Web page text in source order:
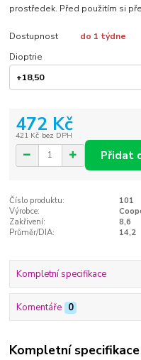
prostředek. Před použitím si
Dostupnost
do 1 týdne
Dioptrie
472 Kč
421 Kč bez DPH
Přidat
Číslo produktu:
101
Výrobce:
Zakřivení:
8,6
Průměr/DIA:
14,2
Kompletní specifikace
Komentáře 0
Kompletní specifikace